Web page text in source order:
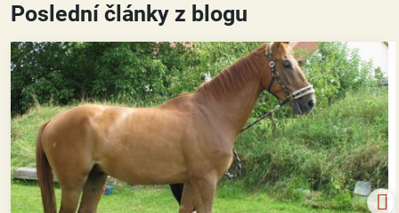
Poslední články z blogu